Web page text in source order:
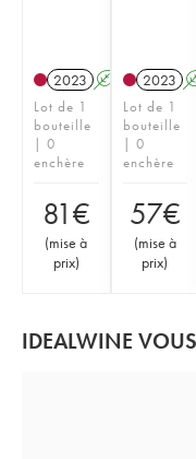
2023 A
Lot de 1
bouteille
| 0
enchère
81€
(mise à
prix)
2023
Lot de 1
bouteille
| 0
enchère
57€
(mise à
prix)
IDEALWINE